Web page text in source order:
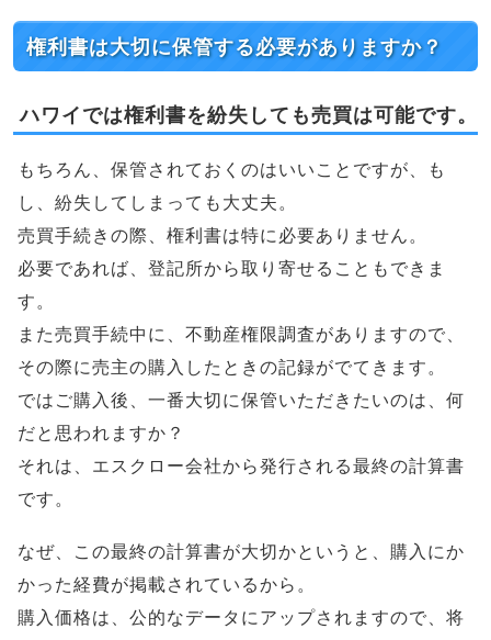
権利書は大切に保管する必要がありますか？
ハワイでは権利書を紛失しても売買は可能です。
もちろん、保管されておくのはいいことですが、も
し、紛失してしまっても大丈夫。
売買手続きの際、権利書は特に必要ありません。
必要であれば、登記所から取り寄せることもできま
す。
また売買手続中に、不動産権限調査がありますので、
その際に売主の購入したときの記録がでてきます。
ではご購入後、一番大切に保管いただきたいのは、何
だと思われますか？
それは、エスクロー会社から発行される最終の計算書
です。
なぜ、この最終の計算書が大切かというと、購入にか
かった経費が掲載されているから。
購入価格は、公的なデータにアップされますので、将